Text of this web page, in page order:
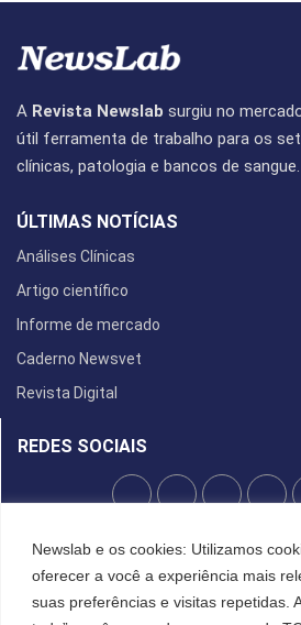
Newslab e os cookies: Utilizamos
oferecer a você a experiência mais
suas preferências e visitas repetidas.
A Revista Newslab surgiu no
útil ferramenta de trabalho para os
clínicas, patologia e bancos de sangue.
ÚLTIMAS NOTÍCIAS
Análises Clínicas
Artigo científico
Informe de mercado
Caderno Newsvet
Revista Digital
REDES SOCIAIS
POLÍTICA DE PRIVACIDADE
Cookies